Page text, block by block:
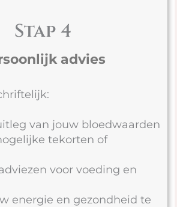
Stap 4
advies
van jouw bloedwaarden
tekorten of
voor voeding en
energie en gezondheid te